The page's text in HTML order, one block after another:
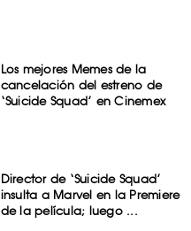
Los mejores Memes de la
cancelación del estreno de
‘Suicide Squad’ en Cinemex
Director de ‘Suicide Squad’
insulta a Marvel en la Premiere
de la película; luego ...